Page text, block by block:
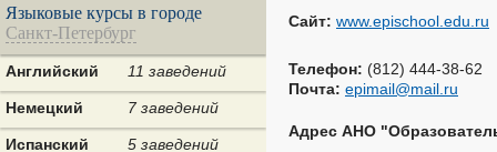
Сайт: www.epischool.edu.ru
Телефон: (812) 444-38-62
Почта: epimail@mail.ru
Адрес АНО
Языковые курсы в городе
Санкт-Петербург
Английский 11 заведений
Немецкий 7 заведений
Испанский 5 заведений